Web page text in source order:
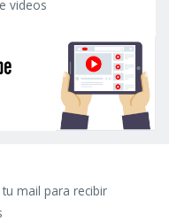
videos
mail para recibir